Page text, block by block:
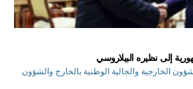
إلى نظيره البيلاروسي
الخارجية والجالية الوطنية بالخارج والشؤون